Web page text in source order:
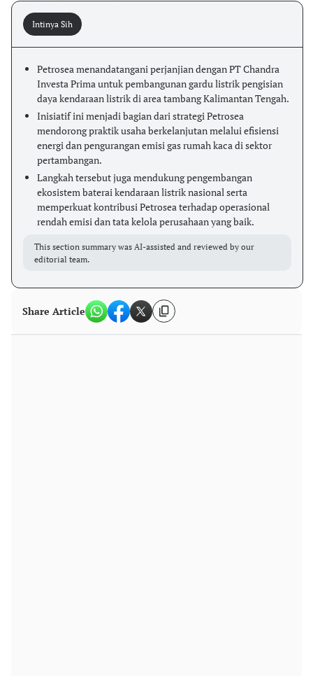
Intinya Sih
Petrosea menandatangani perjanjian dengan PT Chandra
Investa Prima untuk pembangunan gardu listrik pengisian
daya kendaraan listrik di area tambang Kalimantan Tengah.
Inisiatif ini menjadi bagian dari strategi Petrosea
mendorong praktik usaha berkelanjutan melalui efisiensi
energi dan pengurangan emisi gas rumah kaca di sektor
pertambangan.
Langkah tersebut juga mendukung pengembangan
ekosistem baterai kendaraan listrik nasional serta
memperkuat kontribusi Petrosea terhadap operasional
rendah emisi dan tata kelola perusahaan yang baik.
This section summary was AI-assisted and reviewed by our
editorial team.
Share Article